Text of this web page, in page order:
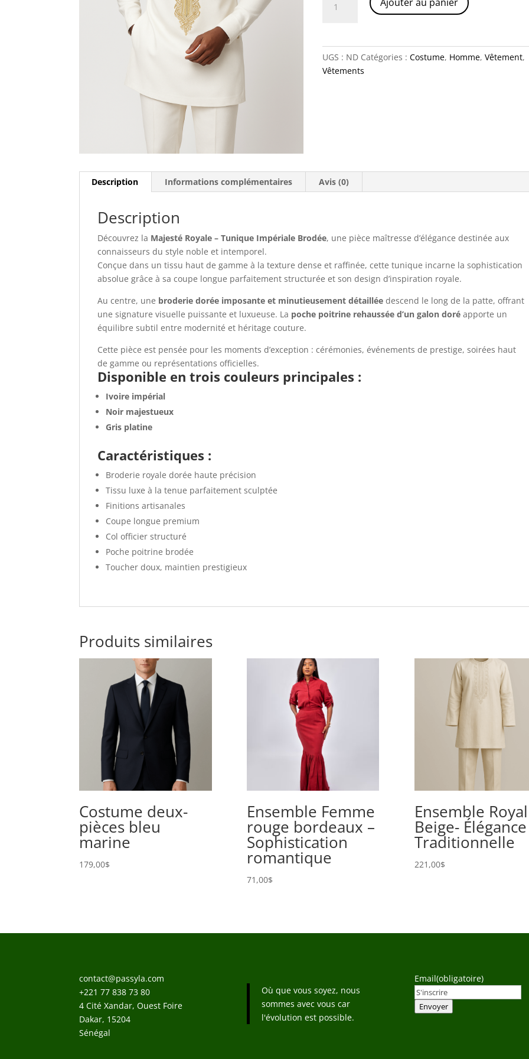
Tunique
UGS : ND Catégories :Costume, Homme,Vêtement,
Vêtements
Description Informations complémentaires Avis (0)
Description
Découvrez la Majesté Royale – Tunique Impériale Brodée, une pièce maîtresse d’élégance destinée aux
connaisseurs du style noble et intemporel.
Conçue dans un tissu haut de gamme à la texture dense et raffinée, cette tunique incarne la sophistication
absolue grâce à sa coupe longue parfaitement structurée et son design d’inspiration royale.
Au centre, une broderie dorée imposante et minutieusement détaillée descend le long de la patte, offrant
une signature visuelle puissante et luxueuse. La poche poitrine rehaussée d’un galon doré apporte un
équilibre subtil entre modernité et héritage couture.
Cette pièce est pensée pour les moments d’exception : cérémonies, événements de prestige, soirées haut
de gamme ou représentations officielles.
Disponible en trois couleurs principales :
Ivoire impérial
Noir majestueux
Gris platine
Caractéristiques :
Broderie royale dorée haute précision
Tissu luxe à la tenue parfaitement sculptée
Finitions artisanales
Coupe longue premium
Col officier structuré
Poche poitrine brodée
Toucher doux, maintien prestigieux
Produits similaires
Costume deux-
pièces bleu
marine
179,00$
Ensemble Femme
rouge bordeaux –
Sophistication
romantique
71,00$
Ensemble Royal
Beige- Élégance
Traditionnelle
221,00$
contact@passyla.com
+221 77 838 73 80
4 Cité Xandar, Ouest Foire
Dakar, 15204
Sénégal
Où que vous soyez, nous
sommes avec vous car
l'évolution est possible.
Email(obligatoire)
Envoyer